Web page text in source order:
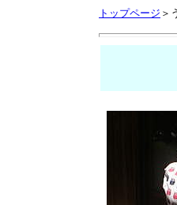
トップページ ＞